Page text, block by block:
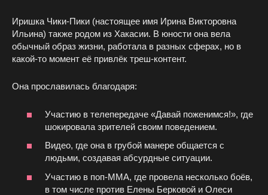
Иришка Чики-Пики (настоящее имя Ирина Викторовна
Ильина) также родом из Хакасии. В юности она вела
обычный образ жизни, работала в разных сферах, но в
какой-то момент её привлёк треш-контент.
Она прославилась благодаря:
Участию в телепередаче «Давай поженимся!», где
шокировала зрителей своим поведением.
Видео, где она в грубой манере общается с
людьми, создавая абсурдные ситуации.
Участию в поп-ММА, где провела несколько боёв,
в том числе против Елены Берковой и Олеси